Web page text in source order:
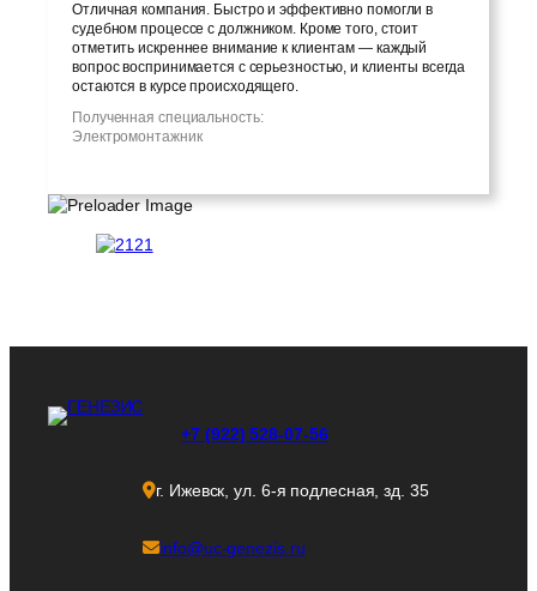
Отличная компания. Быстро и эффективно помогли в
судебном процессе с должником. Кроме того, стоит
отметить искреннее внимание к клиентам — каждый
вопрос воспринимается с серьезностью, и клиенты всегда
остаются в курсе происходящего.
Полученная специальность:
Электромонтажник
+7 (922) 528-07-56
г. Ижевск, ул. 6-я подлесная, зд. 35
info@uc-genezis.ru